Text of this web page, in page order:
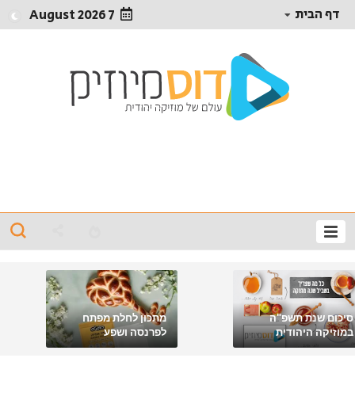
דף הבית 7 August 2026
סיכום שנת תשפ"ה
במוזיקה היהודית
מתכון לחלת מפתח
לפרנסה ושפע